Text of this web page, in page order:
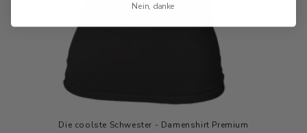
Die coolste Schwester - Damenshirt Premium
Nein, danke